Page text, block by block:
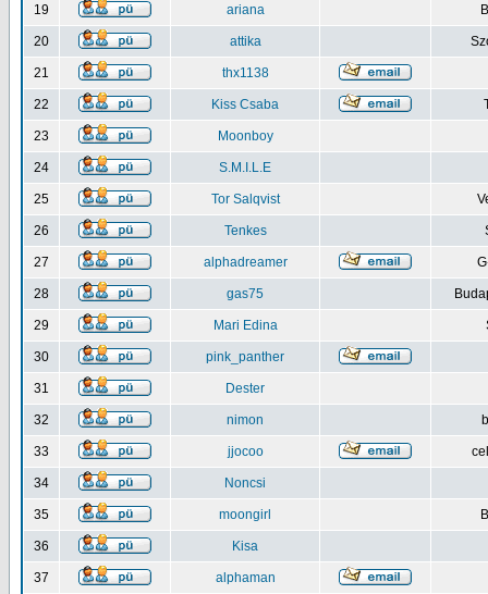
19 ariana
20 attika
21 thx1138
22 Kiss Csaba
23 Moonboy
24 S.M.I.L.E
25 Tor Salqvist
26 Tenkes
27 alphadreamer
28 gas75
29 Mari Edina
30 pink_panther
31 Dester
32 nimon
33 jjocoo
34 Noncsi
35 moongirl
36 Kisa
37 alphaman